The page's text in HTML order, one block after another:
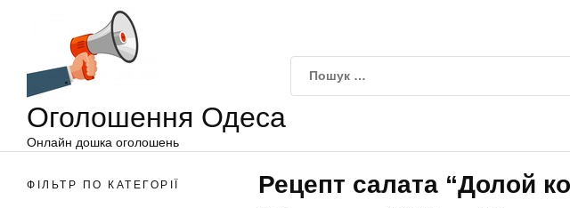
Оголошення Одеса
Онлайн дошка оголошень
ФІЛЬТР ПО КАТЕГОРІЇ Рецепт салата “Долой